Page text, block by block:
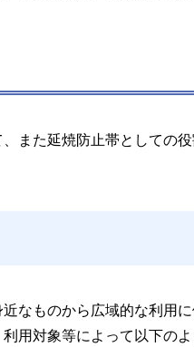
また延焼防止帯としての
なものから広域的な利用
用対象等によって以下の